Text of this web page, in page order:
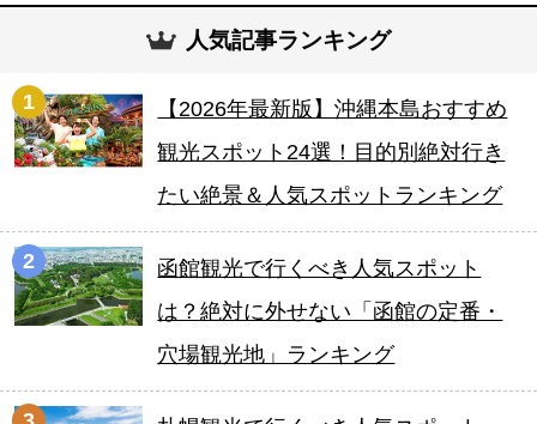
人気記事ランキング
1
【2026年最新版】沖縄本島おすすめ
観光スポット24選！目的別絶対行き
たい絶景＆人気スポットランキング
2
函館観光で行くべき人気スポット
は？絶対に外せない「函館の定番・
穴場観光地」ランキング